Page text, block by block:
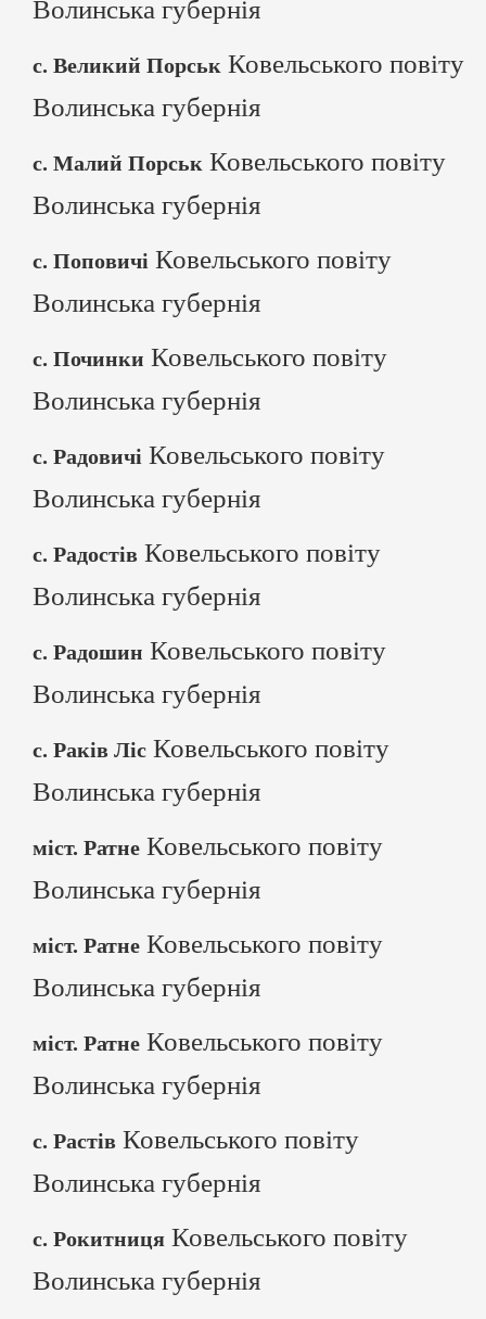
Волинська губернія
с. Великий Порськ Ковельського повіту
Волинська губернія
с. Малий Порськ Ковельського повіту
Волинська губернія
с. Поповичі Ковельського повіту
Волинська губернія
с. Починки Ковельського повіту
Волинська губернія
с. Радовичі Ковельського повіту
Волинська губернія
с. Радостів Ковельського повіту
Волинська губернія
с. Радошин Ковельського повіту
Волинська губернія
с. Раків Ліс Ковельського повіту
Волинська губернія
міст. Ратне Ковельського повіту
Волинська губернія
міст. Ратне Ковельського повіту
Волинська губернія
міст. Ратне Ковельського повіту
Волинська губернія
с. Растів Ковельського повіту
Волинська губернія
с. Рокитниця Ковельського повіту
Волинська губернія